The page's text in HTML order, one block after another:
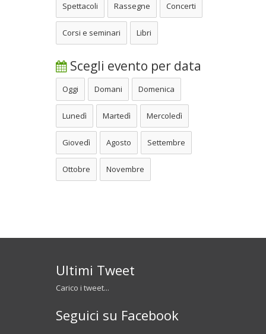
Spettacoli Rassegne Concerti
Corsi e seminari Libri
Scegli evento per data
Oggi Domani Domenica
Lunedì Martedì Mercoledì
Giovedì Agosto Settembre
Ottobre Novembre
Ultimi Tweet
Carico i tweet...
Seguici su Facebook